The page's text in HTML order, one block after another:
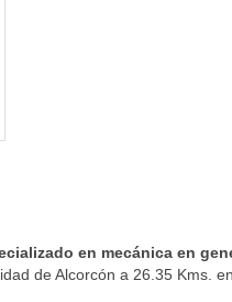
en mecánica en
de Alcorcón a 26.35 Kms.